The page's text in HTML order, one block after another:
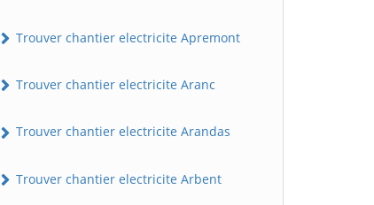
Trouver chantier electricite Apremont
Trouver chantier electricite Aranc
Trouver chantier electricite Arandas
Trouver chantier electricite Arbent